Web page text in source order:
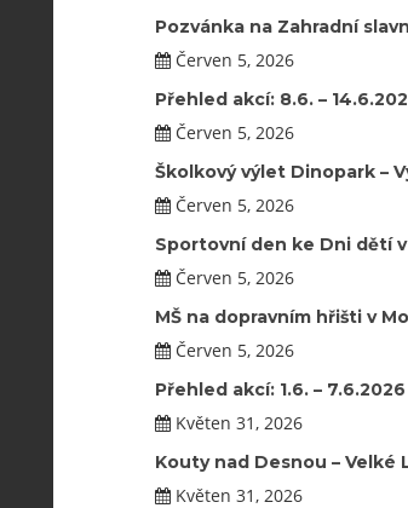
Pozvánka na Zahradní
Červen 5, 2026
Přehled akcí: 8.6. –
Červen 5, 2026
Školkový výlet Dinopark –
Červen 5, 2026
Sportovní den ke Dni dětí v
Červen 5, 2026
MŠ na dopravním hřišti v
Červen 5, 2026
Přehled akcí: 1.6. –
Květen 31, 2026
Kouty nad Desnou – Velké
Květen 31, 2026